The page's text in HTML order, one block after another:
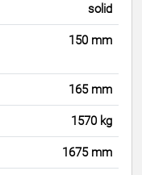
solid
150 mm
165 mm
1570 kg
1675 mm